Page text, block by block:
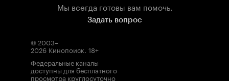
Мы всегда готовы вам помочь.
Задать вопрос
© 2003–
2026 Кинопоиск. 18+
Федеральные каналы
доступны для бесплатного
просмотра круглосуточно